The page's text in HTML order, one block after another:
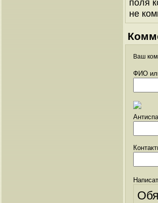
поля
не
Ваш
ФИО